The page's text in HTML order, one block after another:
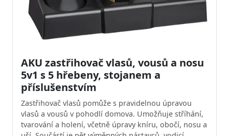
AKU zastřihovač vlasů, vousů a nosu
5v1 s 5 hřebeny, stojanem a
příslušenstvím
Zastřihovač vlasů pomůže s pravidelnou úpravou
vlasů a vousů v pohodlí domova. Umožňuje stříhání,
tvarování a holení, včetně úpravy kníru, obočí, nosu a